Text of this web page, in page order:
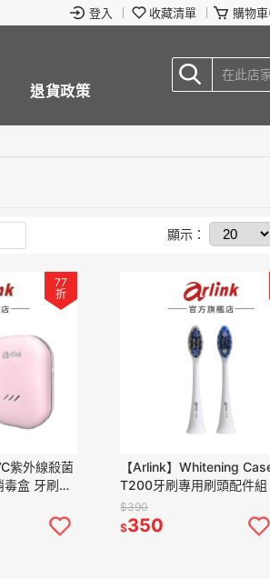
登入 收藏清單 購物
退貨政策
顯示：
77
折
紫外線殺菌
盒 牙刷收
TS23 官方
【Arlink】Whitening
T200牙刷專用刷頭配件組 官方
原廠直送
$390
$350